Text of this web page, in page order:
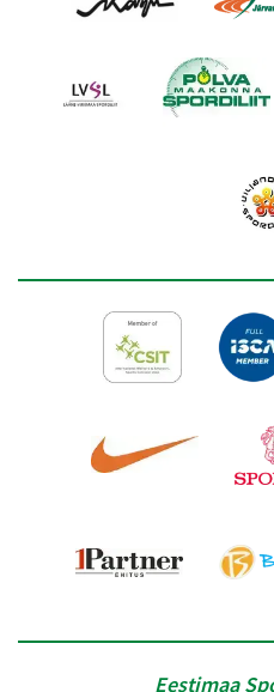
Eestimaa